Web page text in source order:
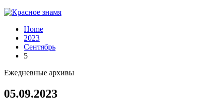
Home
2023
Сентябрь
5
Ежедневные архивы
05.09.2023